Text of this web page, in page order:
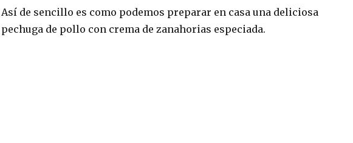
Así de sencillo es como podemos preparar en casa una deliciosa
pechuga de pollo con crema de zanahorias especiada.